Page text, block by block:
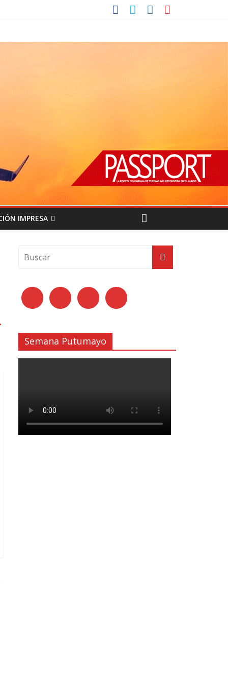
IMPRESA
Semana Putumayo